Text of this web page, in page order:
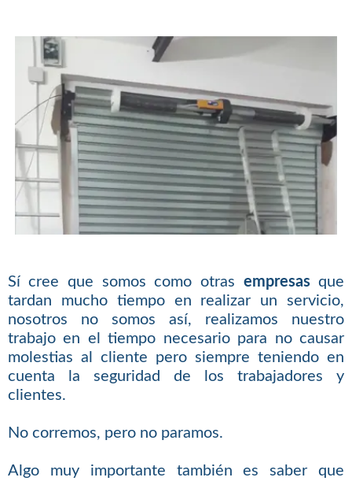
Sí cree que somos como otras empresasque
tardan mucho tiempo en realizar un servicio,
nosotros no somos así, realizamos nuestro
trabajo en el tiempo necesario para no causar
molestias al cliente pero siempre teniendo en
cuenta la seguridad de los trabajadores y
clientes.
No corremos, pero no paramos.
Algo muy importante también es saber que